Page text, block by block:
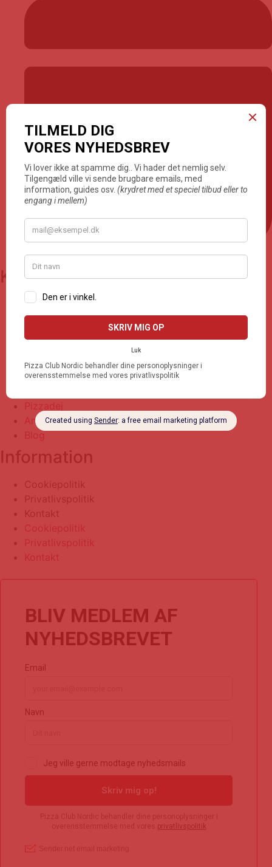
July 29, 2025
Kategorier
Alle
Pizza
Blog
Alle
Pizzadej
Anmeldelse
Blog
Information
Cookiepolitik
Privatlivspolitik
Kontakt
Cookiepolitik
Privatlivspolitik
Kontakt